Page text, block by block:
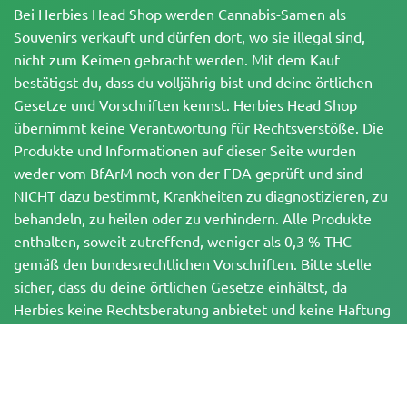
Bei Herbies Head Shop werden Cannabis-Samen als
Souvenirs verkauft und dürfen dort, wo sie illegal sind,
nicht zum Keimen gebracht werden. Mit dem Kauf
bestätigst du, dass du volljährig bist und deine örtlichen
Gesetze und Vorschriften kennst. Herbies Head Shop
übernimmt keine Verantwortung für Rechtsverstöße. Die
Produkte und Informationen auf dieser Seite wurden
weder vom BfArM noch von der FDA geprüft und sind
NICHT dazu bestimmt, Krankheiten zu diagnostizieren, zu
behandeln, zu heilen oder zu verhindern. Alle Produkte
enthalten, soweit zutreffend, weniger als 0,3 % THC
gemäß den bundesrechtlichen Vorschriften. Bitte stelle
sicher, dass du deine örtlichen Gesetze einhältst, da
Herbies keine Rechtsberatung anbietet und keine Haftung